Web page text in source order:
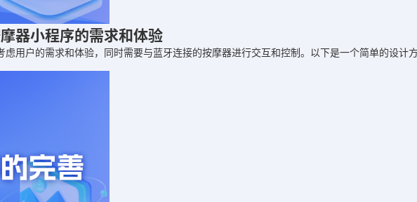
器小程序的需求和体验
用户的需求和体验，同时需要与蓝牙连接的按摩器进行交互和控制。以下是一个简单的设计